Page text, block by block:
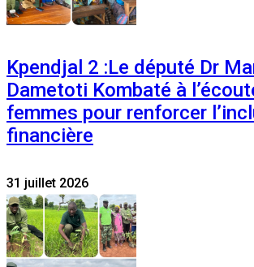
Kpendjal 2 :Le député Dr
Dametoti Kombaté à
femmes pour renforcer
financière
31 juillet 2026